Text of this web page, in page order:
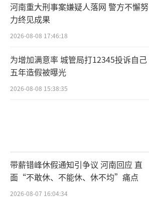
河南重大刑事案嫌疑人落网 警方不懈努
力终见成果
2026-08-08 17:46:18
为增加满意率 城管局打12345投诉自己
五年造假被曝光
2026-08-08 15:38:35
带薪错峰休假通知引争议 河南回应 直
面“不敢休、不能休、休不均”痛点
2026-08-07 16:04:34